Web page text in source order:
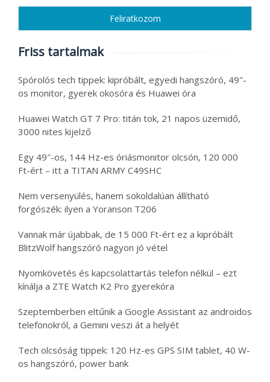
Friss tartalmak
Spórolós tech tippek: kipróbált, egyedi hangszóró, 49″-
os monitor, gyerek okosóra és Huawei óra
Huawei Watch GT 7 Pro: titán tok, 21 napos üzemidő,
3000 nites kijelző
Egy 49″-os, 144 Hz-es óriásmonitor olcsón, 120 000
Ft-ért – itt a TITAN ARMY C49SHC
Nem versenyülés, hanem sokoldalúan állítható
forgószék: ilyen a Yoranson T206
Vannak már újabbak, de 15 000 Ft-ért ez a kipróbált
BlitzWolf hangszóró nagyon jó vétel
Nyomkövetés és kapcsolattartás telefon nélkül – ezt
kínálja a ZTE Watch K2 Pro gyerekóra
Szeptemberben eltűnik a Google Assistant az androidos
telefonokról, a Gemini veszi át a helyét
Tech olcsóság tippek: 120 Hz-es GPS SIM tablet, 40 W-
os hangszóró, power bank